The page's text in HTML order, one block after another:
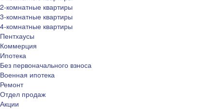
2-комнатные квартиры
3-комнатные квартиры
4-комнатные квартиры
Пентхаусы
Коммерция
Ипотека
Без первоначального взноса
Военная ипотека
Ремонт
Отдел продаж
Акции